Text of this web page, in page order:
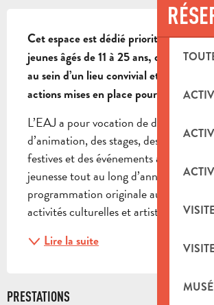
Cet espace est dédié prioritairement
jeunes âgés de 11 à 25 ans, qui
au sein d’un lieu convivial et profiter
actions mises en place pour la jeunesse.
L’EAJ a pour vocation de développer
d’animation, des stages, des sorties,
festives et des événements à destination
jeunesse tout au long d’année et
programmation originale aux vacances
activités culturelles et artistiques, des
Lire la suite
PRESTATIONS